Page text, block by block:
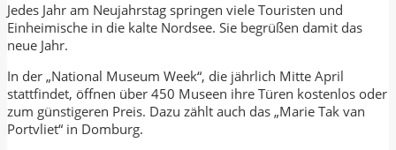
Jedes Jahr am Neujahrstag springen viele Touristen und
Einheimische in die kalte Nordsee. Sie begrüßen damit das
neue Jahr.
In der „National Museum Week“, die jährlich Mitte April
stattfindet, öffnen über 450 Museen ihre Türen kostenlos oder
zum günstigeren Preis. Dazu zählt auch das „Marie Tak van
Portvliet“ in Domburg.